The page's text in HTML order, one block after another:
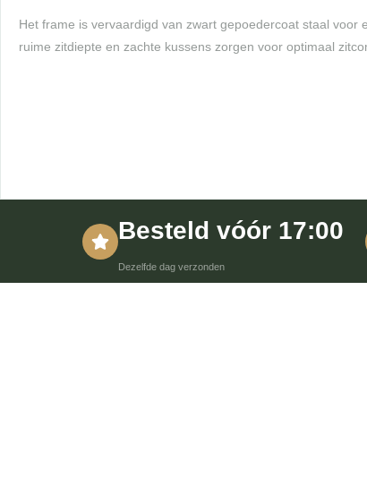
Het frame is vervaardigd van zwart gepoedercoat staal voor
ruime zitdiepte en zachte kussens zorgen voor optimaal
Besteld vóór 17:00
Dezelfde dag verzonden